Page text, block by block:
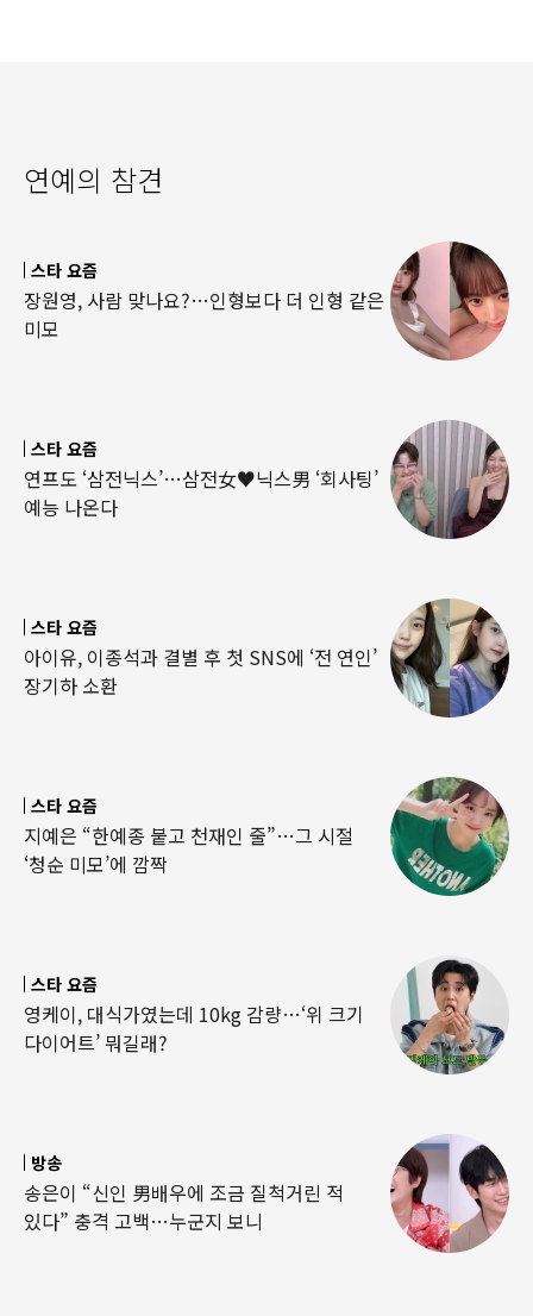
연예의 참견
스타 요즘
장원영, 사람 맞나요?…인형보다 더 인형 같은
미모
스타 요즘
연프도 ‘삼전닉스’…삼전女♥닉스男 ‘회사팅’
예능 나온다
스타 요즘
아이유, 이종석과 결별 후 첫 SNS에 ‘전 연인’
장기하 소환
스타 요즘
지예은 “한예종 붙고 천재인 줄”…그 시절
‘청순 미모’에 깜짝
스타 요즘
영케이, 대식가였는데 10kg 감량…‘위 크기
다이어트’ 뭐길래?
방송
송은이 “신인 男배우에 조금 질척거린 적
있다” 충격 고백…누군지 보니